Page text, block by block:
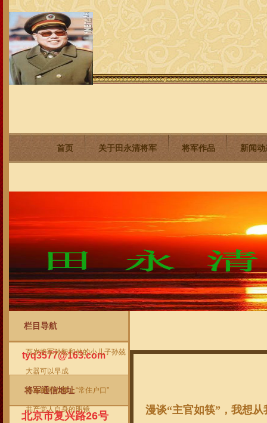
首页 关于田永清将军 将军作品 新闻动
栏目导航
百岁将军孙毅和他的小儿子孙兢
大器可以早成
给雷锋同志落上“常住户口”
共产党人自身的明镜
将军信箱
tyq3577@163.com
将军通信地址
北京市复兴路26号
漫谈“主官如筷”，我想